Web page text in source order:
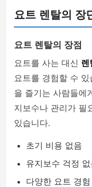
요트 렌탈의 장
요트 렌탈의 장점
요트를 사는 대신 렌
요트를 경험할 수
을 즐기는 사람들에
지보수나 관리가 필
있습니다.
초기 비용 없음
유지보수 걱정 없
다양한 요트 경